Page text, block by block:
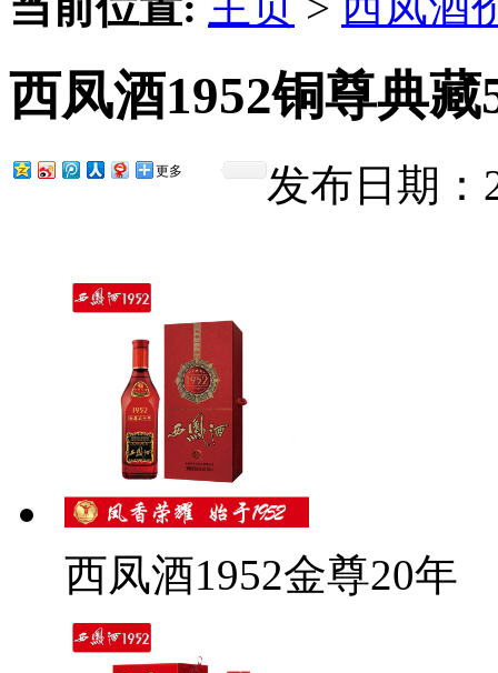
西凤酒1952铜尊典藏
发布日期：
更多
西凤酒1952金尊20年